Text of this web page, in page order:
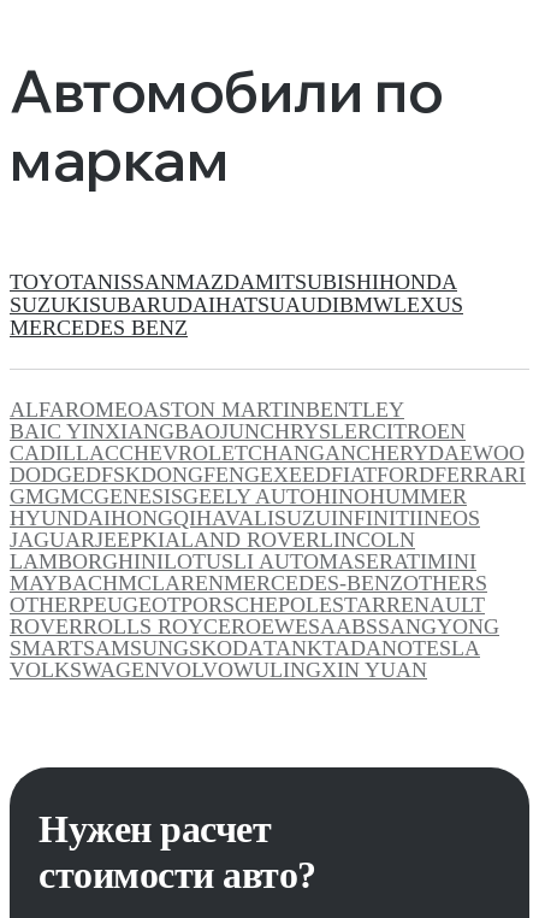
Автомобили по
маркам
TOYOTANISSANMAZDAMITSUBISHIHONDA
SUZUKISUBARUDAIHATSUAUDIBMWLEXUS
MERCEDES BENZ
ALFAROMEOASTON MARTINBENTLEY
BAIC YINXIANGBAOJUNCHRYSLERCITROEN
CADILLACCHEVROLETCHANGANCHERYDAEWOO
DODGEDFSKDONGFENGEXEEDFIATFORDFERRARI
GMGMCGENESISGEELY AUTOHINOHUMMER
HYUNDAIHONGQIHAVALISUZUINFINITIINEOS
JAGUARJEEPKIALAND ROVERLINCOLN
LAMBORGHINILOTUSLI AUTOMASERATIMINI
MAYBACHMCLARENMERCEDES-BENZOTHERS
OTHERPEUGEOTPORSCHEPOLESTARRENAULT
ROVERROLLS ROYCEROEWESAABSSANGYONG
SMARTSAMSUNGSKODATANKTADANOTESLA
VOLKSWAGENVOLVOWULINGXIN YUAN
Нужен расчет
стоимости авто?